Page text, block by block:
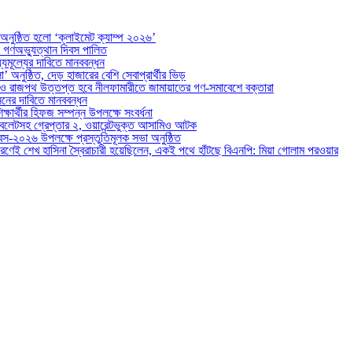
হলো ‘ক্লাইমেট ক্যাম্প ২০২৬’
গণঅভ্যুত্থান দিবস পালিত
দাবিতে মানববন্ধন
অনুষ্ঠিত, দেড় হাজারের বেশি সেবাপ্রার্থীর ভিড়
উত্তপ্ত হবে নীলফামারীতে জামায়াতের গণ-সমাবেশে বক্তারা
দাবিতে মানববন্ধন
হিফজ সম্পন্ন উপলক্ষে সংবর্ধনা
গ্রেপ্তার ২, ওয়ারেন্টভুক্ত আসামিও আটক
২০২৬ উপলক্ষে প্রস্তুতিমূলক সভা অনুষ্ঠিত
শেখ হাসিনা স্বৈরাচারী হয়েছিলেন, একই পথে হাঁটছে বিএনপি: মিয়া গোলাম পরওয়ার